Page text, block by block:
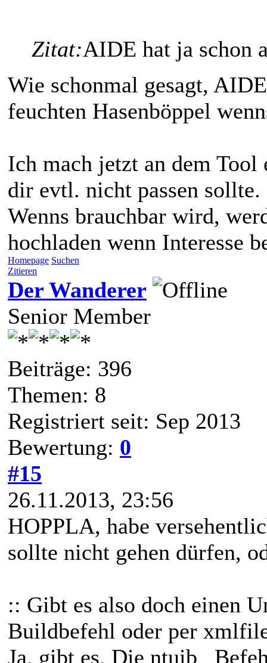
Zitat:AIDE hat ja schon
Wie schonmal gesagt,
feuchten Hasenböppel
Ich mach jetzt an dem
dir evtl. nicht passen sollte.
Wenns brauchbar wird,
hochladen wenn Interesse
Homepage Suchen
Zitieren
Der Wanderer
Senior Member
Beiträge: 396
Themen: 8
Registriert seit: Sep 2013
Bewertung: 0
#15
26.11.2013, 23:56
HOPPLA, habe
sollte nicht gehen dürfen,
:: Gibt es also doch einen
Buildbefehl oder per
Ja, gibt es. Die ntuib_